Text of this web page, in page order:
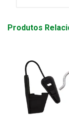
Produtos